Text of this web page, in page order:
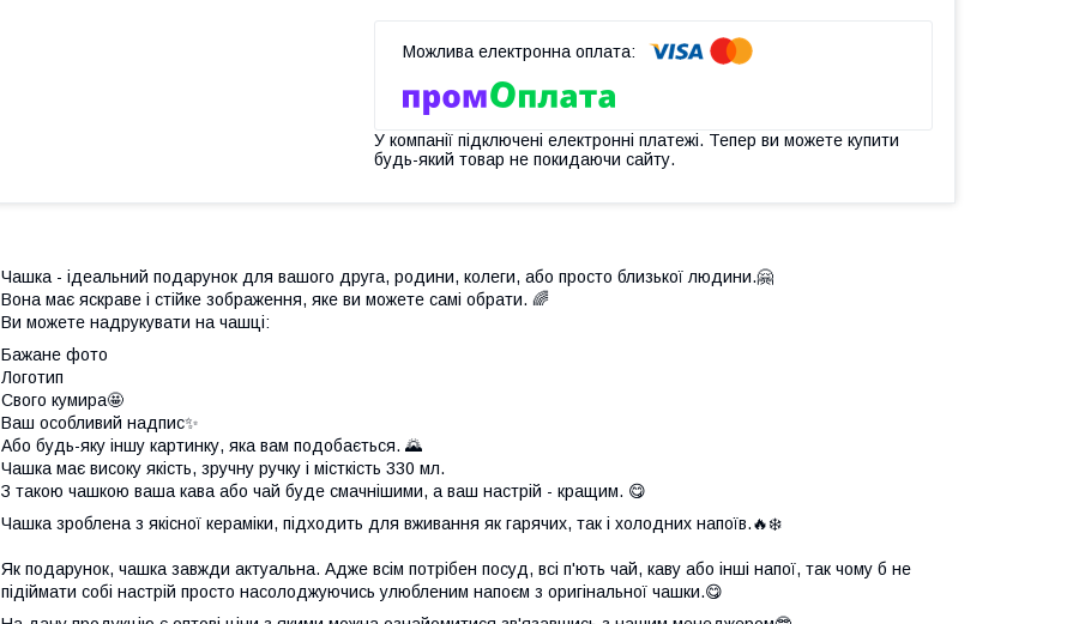
У компанії підключені електронні платежі. Тепер ви можете купити
будь-який товар не покидаючи сайту.
Чашка - ідеальний подарунок для вашого друга, родини, колеги, або просто близької людини.🤗
Вона має яскраве і стійке зображення, яке ви можете самі обрати. 🌈
Ви можете надрукувати на чашці:
Бажане фото
Логотип
Свого кумира🤩
Ваш особливий надпис✨
Або будь-яку іншу картинку, яка вам подобається. 🌄
Чашка має високу якість, зручну ручку і місткість 330 мл.
З такою чашкою ваша кава або чай буде смачнішими, а ваш настрій - кращим. 😋
Чашка зроблена з якісної кераміки, підходить для вживання як гарячих, так і холодних напоїв.🔥❄️
Як подарунок, чашка завжди актуальна. Адже всім потрібен посуд, всі п'ють чай, каву або інші напої, так чому б не
підіймати собі настрій просто насолоджуючись улюбленим напоєм з оригінальної чашки.😋